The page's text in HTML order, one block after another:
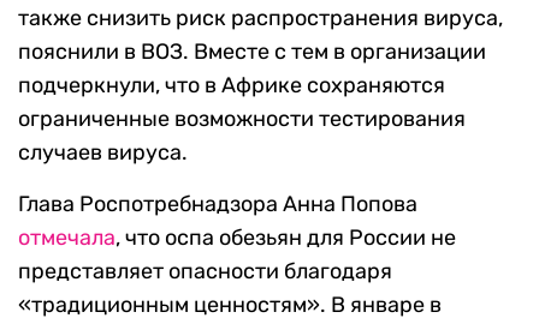
также снизить риск распространения вируса,
пояснили в ВОЗ. Вместе с тем в организации
подчеркнули, что в Африке сохраняются
ограниченные возможности тестирования
случаев вируса.
Глава Роспотребнадзора Анна Попова
отмечала, что оспа обезьян для России не
представляет опасности благодаря
«традиционным ценностям». В январе в